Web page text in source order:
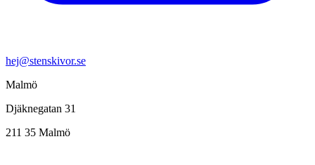
hej@stenskivor.se
Malmö
Djäknegatan 31
211 35 Malmö